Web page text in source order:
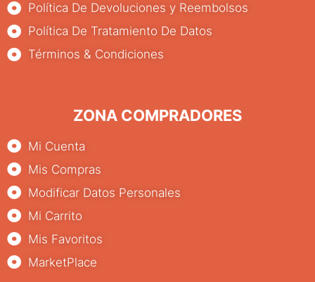
Política De Devoluciones y Reembolsos
Política De Tratamiento De Datos
Términos & Condiciones
ZONA COMPRADORES
Mi Cuenta
Mis Compras
Modificar Datos Personales
Mi Carrito
Mis Favoritos
MarketPlace